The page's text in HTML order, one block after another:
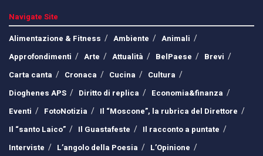
Navigate Site
Alimentazione & Fitness
Ambiente
Animali
Approfondimenti
Arte Attualità BelPaese
Brevi
Carta canta
Cronaca Cucina
Cultura
Dioghenes APS
Diritto di replica
Economia&finanza
Eventi
FotoNotizia
Il “Moscone”, la rubrica del Direttore
Il “santo Laico”
Il Guastafeste
Il racconto a puntate
Interviste
L’angolo della Poesia
L’Opinione